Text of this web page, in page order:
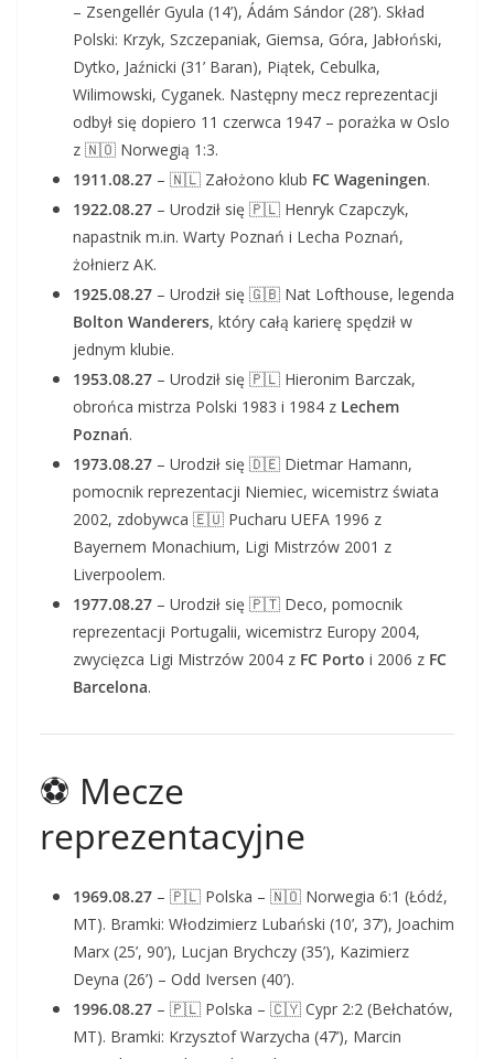
– Zsengellér Gyula (14’), Ádám Sándor (28’). Skład
Polski: Krzyk, Szczepaniak, Giemsa, Góra, Jabłoński,
Dytko, Jaźnicki (31’ Baran), Piątek, Cebulka,
Wilimowski, Cyganek. Następny mecz reprezentacji
odbył się dopiero 11 czerwca 1947 – porażka w Oslo
z 🇳🇴 Norwegią 1:3.
1911.08.27 – 🇳🇱 Założono klub FC Wageningen.
1922.08.27 – Urodził się 🇵🇱 Henryk Czapczyk,
napastnik m.in. Warty Poznań i Lecha Poznań,
żołnierz AK.
1925.08.27 – Urodził się 🇬🇧 Nat Lofthouse, legenda
Bolton Wanderers, który całą karierę spędził w
jednym klubie.
1953.08.27 – Urodził się 🇵🇱 Hieronim Barczak,
obrońca mistrza Polski 1983 i 1984 z Lechem
Poznań.
1973.08.27 – Urodził się 🇩🇪 Dietmar Hamann,
pomocnik reprezentacji Niemiec, wicemistrz świata
2002, zdobywca 🇪🇺 Pucharu UEFA 1996 z
Bayernem Monachium, Ligi Mistrzów 2001 z
Liverpoolem.
1977.08.27 – Urodził się 🇵🇹 Deco, pomocnik
reprezentacji Portugalii, wicemistrz Europy 2004,
zwycięzca Ligi Mistrzów 2004 z FC Porto i 2006 z FC
Barcelona.
⚽ Mecze
reprezentacyjne
1969.08.27 – 🇵🇱 Polska – 🇳🇴 Norwegia 6:1 (Łódź,
MT). Bramki: Włodzimierz Lubański (10’, 37’), Joachim
Marx (25’, 90’), Lucjan Brychczy (35’), Kazimierz
Deyna (26’) – Odd Iversen (40’).
1996.08.27 – 🇵🇱 Polska – 🇨🇾 Cypr 2:2 (Bełchatów,
MT). Bramki: Krzysztof Warzycha (47’), Marcin